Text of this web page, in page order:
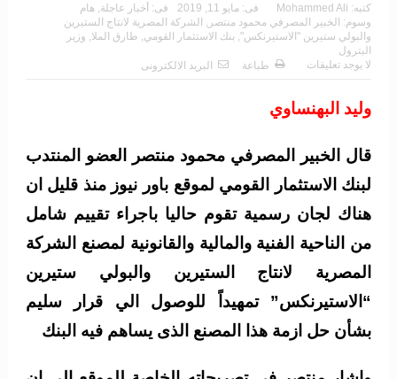
كتبه: Mohammed Ali فى: مايو 11, 2019 فى: أخبار عاجلة, هام
وسوم: الخبير المصرفي محمود منتصر , الشركة المصرية لانتاج الستيرين
والبولي ستيرين "الاستيرنكس", بنك الاستثمار القومي, طارق الملا, وزير
البترول
لا يوجد تعليقات
طباعة البريد الالكترونى
وليد البهنساوي
قال الخبير المصرفي محمود منتصر العضو المنتدب
لبنك الاستثمار القومي لموقع باور نيوز منذ قليل ان
هناك لجان رسمية تقوم حاليا باجراء تقييم شامل
من الناحية الفنية والمالية والقانونية لمصنع الشركة
المصرية لانتاج الستيرين والبولي ستيرين
“الاستيرنكس” تمهيداً للوصول الي قرار سليم
بشأن حل ازمة هذا المصنع الذى يساهم فيه البنك